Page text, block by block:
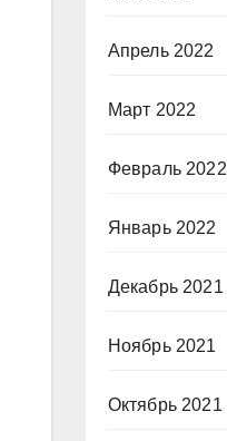
Апрель 2022
Март 2022
Февраль 2022
Январь 2022
Декабрь 2021
Ноябрь 2021
Октябрь 2021